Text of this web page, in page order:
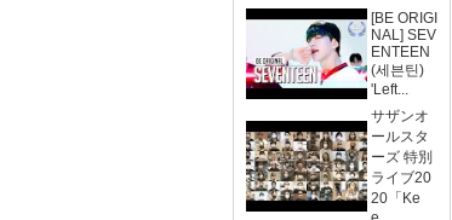
[BE ORIGI
NAL] SEV
ENTEEN
(세븐틴)
'Left...
サザンオ
ールスタ
ーズ 特別
ライブ20
20「Ke